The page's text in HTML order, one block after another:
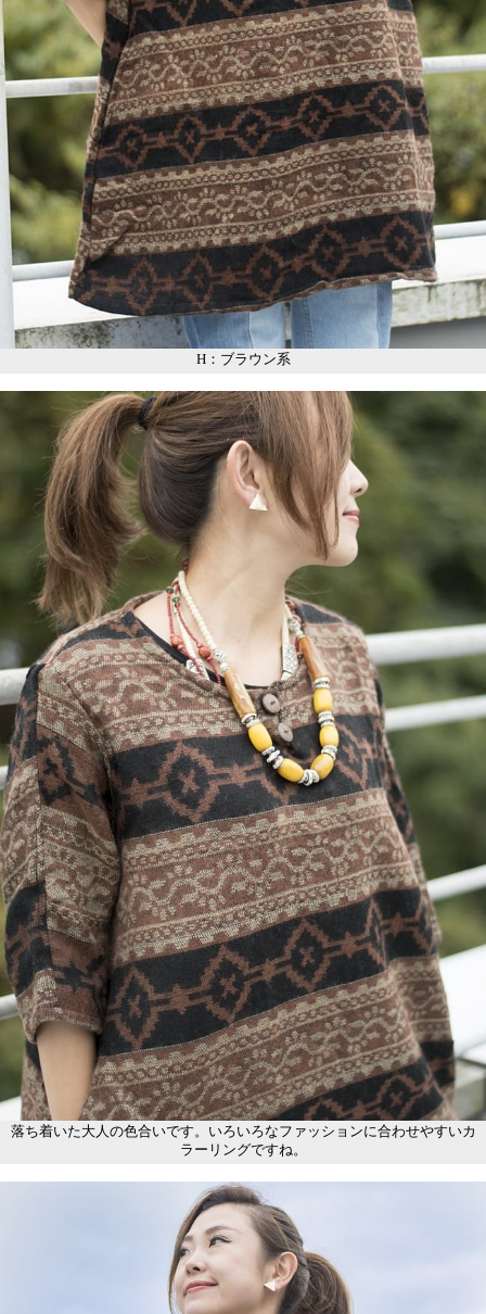
H：ブラウン系
落ち着いた大人の色合いです。いろいろなファッションに合わせやすいカ
ラーリングですね。